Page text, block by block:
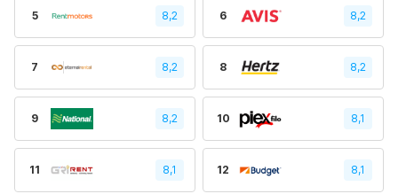
5 8,2 6 8,2
7 8,2 8 8,2
9 8,2 10 8,1
11 8,1 12 8,1